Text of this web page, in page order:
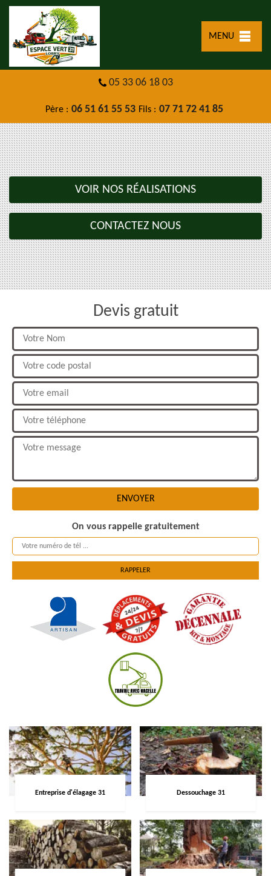
MENU
05 33 06 18 03
Père : 06 51 61 55 53 Fils : 07 71 72 41 85
VOIR NOS RÉALISATIONS
CONTACTEZ NOUS
Devis gratuit
On vous rappelle gratuitement
Entreprise d'élagage 31 Dessouchage 31